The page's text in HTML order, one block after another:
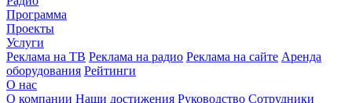
Программа
Проекты
Услуги
Реклама на ТВ Реклама на радио Реклама на сайте Аренда
оборудования Рейтинги
О нас
О компании Наши достижения Руководство Сотрудники